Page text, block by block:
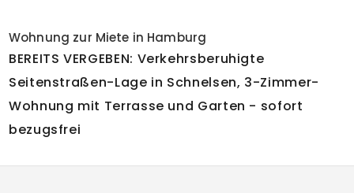
Wohnung zur Miete in Hamburg
BEREITS VERGEBEN: Verkehrsberuhigte
Seitenstraßen-Lage in Schnelsen, 3-Zimmer-
Wohnung mit Terrasse und Garten - sofort
bezugsfrei